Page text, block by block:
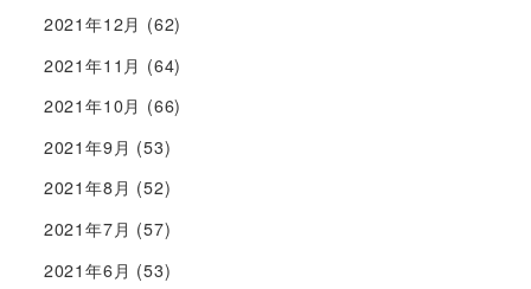
2021年12月 (62)
2021年11月 (64)
2021年10月 (66)
2021年9月 (53)
2021年8月 (52)
2021年7月 (57)
2021年6月 (53)